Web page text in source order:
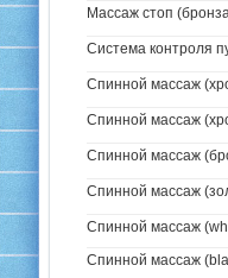
Массаж стоп
Система контроля
Спинной массаж
Спинной массаж
Спинной массаж
Спинной массаж
Спинной массаж
Спинной массаж